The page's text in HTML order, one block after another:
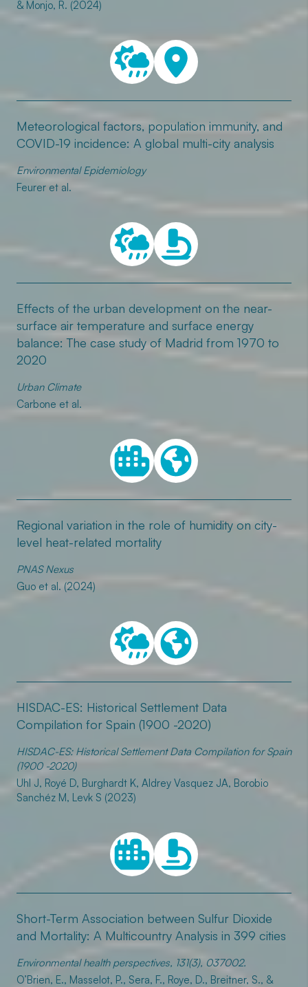
& Monjo, R. (2024)
Meteorological factors, population immunity, and
COVID-19 incidence: A global multi-city analysis
Environmental Epidemiology
Feurer et al.
Effects of the urban development on the near-
surface air temperature and surface energy
balance: The case study of Madrid from 1970 to
2020
Urban Climate
Carbone et al.
Regional variation in the role of humidity on city-
level heat-related mortality
PNAS Nexus
Guo et al. (2024)
HISDAC-ES: Historical Settlement Data
Compilation for Spain (1900 -2020)
HISDAC-ES: Historical Settlement Data Compilation for Spain
(1900 -2020)
Uhl J, Royé D, Burghardt K, Aldrey Vasquez JA, Borobio
Sanchéz M, Levk S (2023)
Short-Term Association between Sulfur Dioxide
and Mortality: A Multicountry Analysis in 399 cities
Environmental health perspectives, 131(3), 037002.
O’Brien, E., Masselot, P., Sera, F., Roye, D., Breitner, S., &